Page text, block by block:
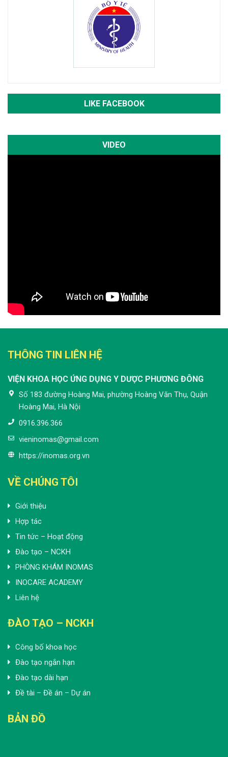
LIKE FACEBOOK
VIDEO
THÔNG TIN LIÊN HỆ
VIỆN KHOA HỌC ỨNG DỤNG Y DƯỢC PHƯƠNG ĐÔNG
Số 183 đường Hoàng Mai, phường Hoàng Văn Thụ, Quận
Hoàng Mai, Hà Nội
0916.396.366
vieninomas@gmail.com
https://inomas.org.vn
VỀ CHÚNG TÔI
Giới thiệu
Hợp tác
Tin tức – Hoạt động
Đào tạo – NCKH
PHÒNG KHÁM INOMAS
INOCARE ACADEMY
Liên hệ
ĐÀO TẠO – NCKH
Công bố khoa học
Đào tạo ngắn hạn
Đào tạo dài hạn
Đề tài – Đề án – Dự án
BẢN ĐỒ